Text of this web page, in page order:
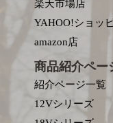
楽天市場店
YAHOO!ショッ
amazon店
商品紹介ペー
紹介ページ一覧
12Vシリーズ